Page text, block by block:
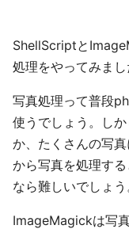
ShellScriptと
処理をやってみまし
写真処理って普段
使うでしょう。し
か、たくさんの写
から写真を処理す
なら難しいでしょう
ImageMagickは写